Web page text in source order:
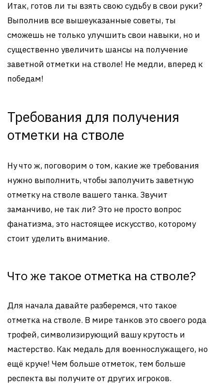
Итак, готов ли ты взять свою судьбу в свои руки?
Выполнив все вышеуказанные советы, ты
сможешь не только улучшить свои навыки, но и
существенно увеличить шансы на получение
заветной отметки на стволе! Не медли, вперед к
победам!
Требования для получения
отметки на стволе
Ну что ж, поговорим о том, какие же требования
нужно выполнить, чтобы заполучить заветную
отметку на стволе вашего танка. Звучит
заманчиво, не так ли? Это не просто вопрос
фанатизма, это настоящее искусство, которому
стоит уделить внимание.
Что же такое отметка на стволе?
Для начала давайте разберемся, что такое
отметка на стволе. В мире танков это своего рода
трофей, символизирующий вашу крутость и
мастерство. Как медаль для военнослужащего, но
ещё круче! Чем больше отметок, тем больше
респекта вы получите от других игроков.